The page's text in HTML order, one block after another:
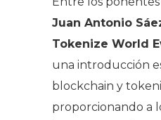
Juan Antonio
Tokenize World
una introducción
blockchain y
proporcionando a